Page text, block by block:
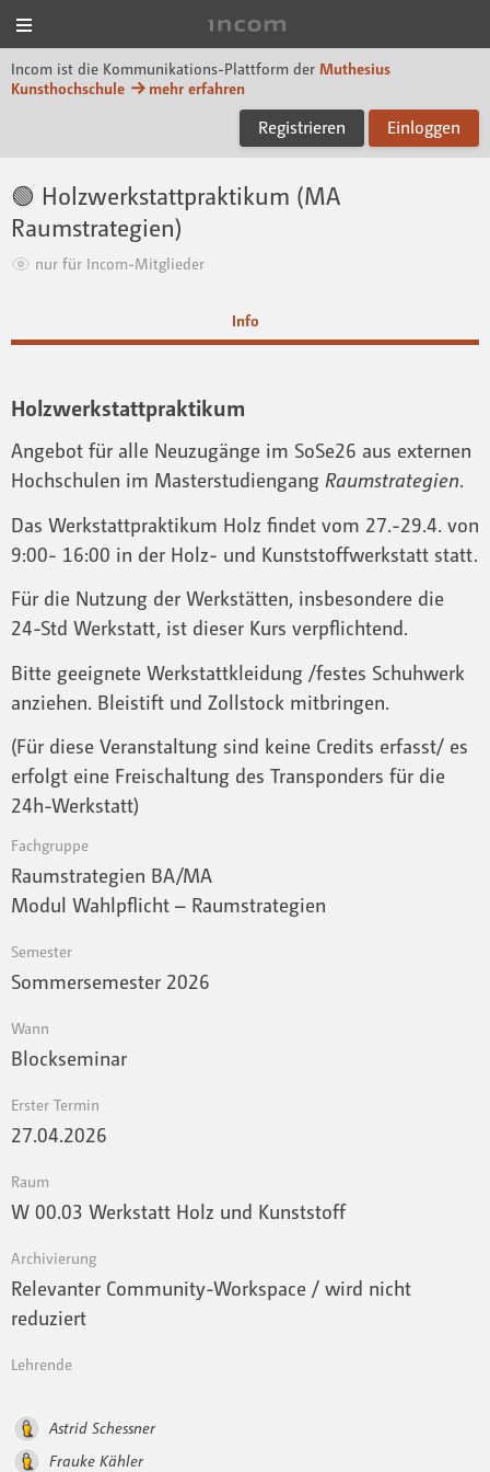
Incom ist die Kommunikations-Plattform der Muthesius
Kunsthochschule
mehr erfahren
Registrieren Einloggen
🟢 Holzwerkstattpraktikum (MA
Raumstrategien)
nur für Incom-Mitglieder
Info
Holzwerkstattpraktikum
Angebot für alle Neuzugänge im SoSe26 aus externen
Hochschulen im Masterstudiengang Raumstrategien.
Das Werkstattpraktikum Holz findet vom 27.-29.4. von
9:00- 16:00 in der Holz- und Kunststoffwerkstatt statt.
Für die Nutzung der Werkstätten, insbesondere die
24-Std Werkstatt, ist dieser Kurs verpflichtend.
Bitte geeignete Werkstattkleidung /festes Schuhwerk
anziehen. Bleistift und Zollstock mitbringen.
(Für diese Veranstaltung sind keine Credits erfasst/ es
erfolgt eine Freischaltung des Transponders für die
24h-Werkstatt)
Fachgruppe
Raumstrategien BA/MA
Modul Wahlpflicht – Raumstrategien
Semester
Sommersemester 2026
Wann
Blockseminar
Erster Termin
27.04.2026
Raum
W 00.03 Werkstatt Holz und Kunststoff
Archivierung
Relevanter Community-Workspace / wird nicht
reduziert
Lehrende
Astrid Schessner
Frauke Kähler